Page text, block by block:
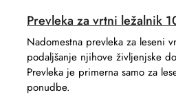
Prevleka za vrtni ležalnik
Nadomestna prevleka za leseni
podaljšanje njihove življenjske
Prevleka je primerna samo za
ponudbe.